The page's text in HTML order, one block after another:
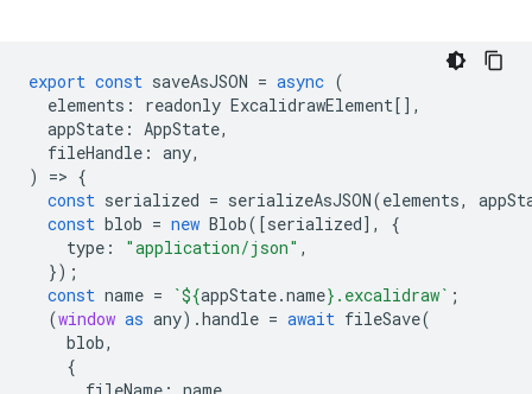
export const saveAsJSON = async (
elements : readonly ExcalidrawElement[],
appState : AppState,
fileHandle : any,
)
=> {
const serialized = serializeAsJSON(elements,
const blob = new Blob([serialized],
{
type : "application/json" ,
});
const name = `${appState.name} .excalidraw` ;
(window as any).handle = await fileSave(
blob,
{
fileName : name,